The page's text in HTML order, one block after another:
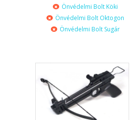
Önvédelmi Bolt Köki
Önvédelmi Bolt Oktogon
Önvédelmi Bolt Sugár